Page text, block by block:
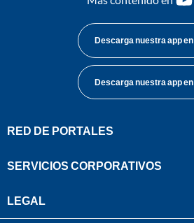
Descarga nuestra app en
Descarga nuestra app en
RED DE PORTALES
SERVICIOS CORPORATIVOS
LEGAL